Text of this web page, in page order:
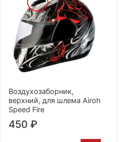
Воздухозаборник,
верхний, для шлема Airoh
Speed Fire
450 ₽